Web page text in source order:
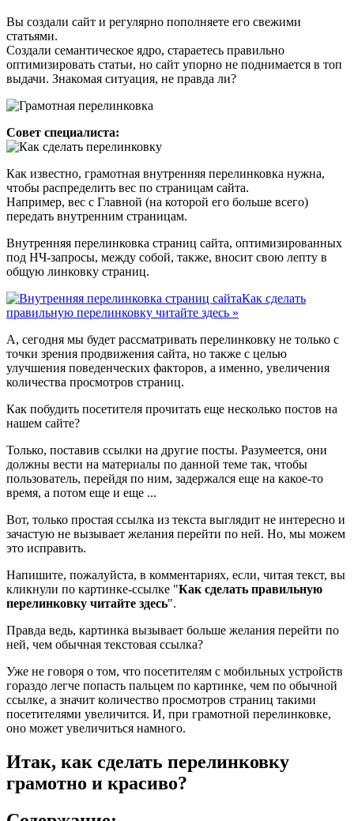
Вы создали сайт и регулярно пополняете его свежими
статьями.
Создали семантическое ядро, стараетесь правильно
оптимизировать статьи, но сайт упорно не поднимается в топ
выдачи. Знакомая ситуация, не правда ли?
Совет специалиста:
Как известно, грамотная внутренняя перелинковка нужна,
чтобы распределить вес по страницам сайта.
Например, вес с Главной (на которой его больше всего)
передать внутренним страницам.
Внутренняя перелинковка страниц сайта, оптимизированных
под НЧ-запросы, между собой, также, вносит свою лепту в
общую линковку страниц.
Как сделать
правильную перелинковку читайте здесь »
А, сегодня мы будет рассматривать перелинковку не только с
точки зрения продвижения сайта, но также с целью
улучшения поведенческих факторов, а именно, увеличения
количества просмотров страниц.
Как побудить посетителя прочитать еще несколько постов на
нашем сайте?
Только, поставив ссылки на другие посты. Разумеется, они
должны вести на материалы по данной теме так, чтобы
пользователь, перейдя по ним, задержался еще на какое-то
время, а потом еще и еще ...
Вот, только простая ссылка из текста выглядит не интересно и
зачастую не вызывает желания перейти по ней. Но, мы можем
это исправить.
Напишите, пожалуйста, в комментариях, если, читая текст, вы
кликнули по картинке-ссылке "Как сделать правильную
перелинковку читайте здесь".
Правда ведь, картинка вызывает больше желания перейти по
ней, чем обычная текстовая ссылка?
Уже не говоря о том, что посетителям с мобильных устройств
гораздо легче попасть пальцем по картинке, чем по обычной
ссылке, а значит количество просмотров страниц такими
посетителями увеличится. И, при грамотной перелинковке,
оно может увеличиться намного.
Итак, как сделать перелинковку
грамотно и красиво?